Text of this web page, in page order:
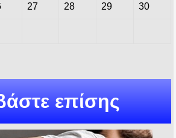
27 28 29 30
επίσης